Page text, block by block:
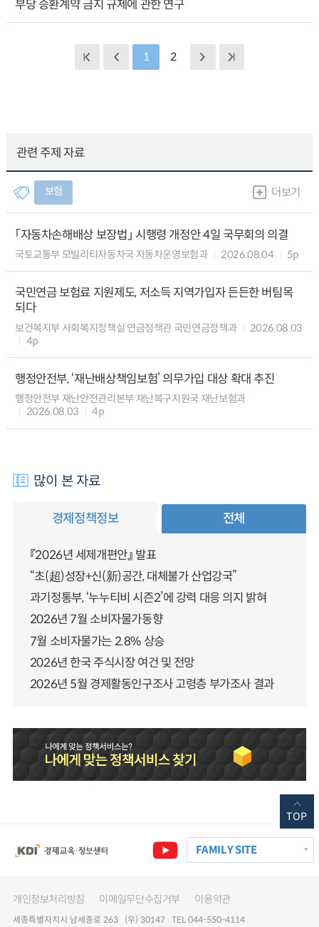
부당 승환계약 금지 규제에 관한 연구
1 2
관련 주제 자료
보험 더보기
「자동차손해배상 보장법」 시행령 개정안 4일 국무회의 의결
국토교통부 모빌리티자동차국 자동차운영보험과 2026.08.04 5p
국민연금 보험료 지원제도, 저소득 지역가입자 든든한 버팀목
되다
보건복지부 사회복지정책실 연금정책관 국민연금정책과
2026.08.03
4p
행정안전부, ‘재난배상책임보험’ 의무가입 대상 확대 추진
행정안전부 재난안전관리본부 재난복구지원국 재난보험과
2026.08.03
4p
많이 본 자료
경제정책정보 전체
『2026년 세제개편안』 발표
“초(超)성장+신(新)공간, 대체불가 산업강국”
과기정통부, ‘누누티비 시즌2’에 강력 대응 의지 밝혀
2026년 7월 소비자물가동향
7월 소비자물가는 2.8% 상승
2026년 한국 주식시장 여건 및 전망
2026년 5월 경제활동인구조사 고령층 부가조사 결과
FAMILY SITE
개인정보처리방침 이메일무단수집거부 이용약관
세종특별자치시 남세종로 263 (우) 30147 TEL 044-550-4114
TOP